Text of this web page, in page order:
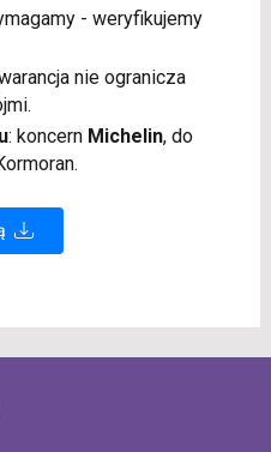
- weryfikujemy
nie ogranicza
: koncern Michelin, do